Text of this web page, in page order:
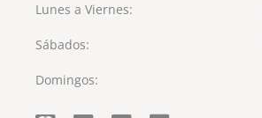
Lunes a Viernes
Sábados
Domingos